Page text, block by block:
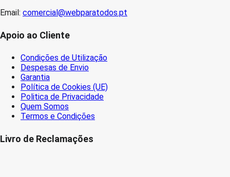
Email: comercial@webparatodos.pt
Apoio ao Cliente
Condições de Utilização
Despesas de Envio
Garantia
Política de Cookies (UE)
Politica de Privacidade
Quem Somos
Termos e Condições
Livro de Reclamações